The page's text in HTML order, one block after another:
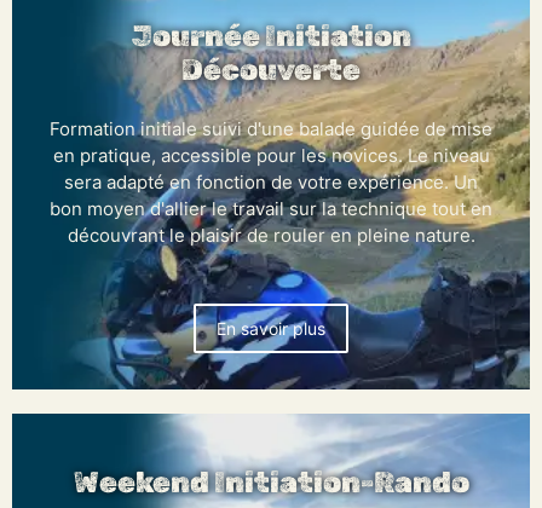
Journée Initiation
Découverte
Formation initiale suivi d'une balade guidée de mise
en pratique, accessible pour les novices. Le niveau
sera adapté en fonction de votre expérience. Un
bon moyen d'allier le travail sur la technique tout en
découvrant le plaisir de rouler en pleine nature.
En savoir plus
Weekend Initiation-Rando